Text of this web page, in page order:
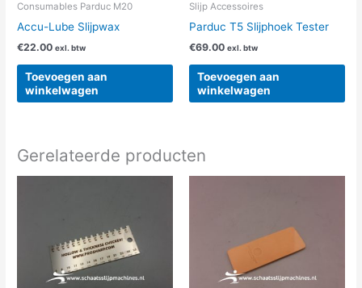
Consumables Parduc M20
Accu-Lube Slijpwax
€22.00 exl. btw
Toevoegen aan
winkelwagen
Slijp Accessoires
Parduc T5 Slijphoek Tester
€69.00 exl. btw
Toevoegen aan
winkelwagen
Gerelateerde producten